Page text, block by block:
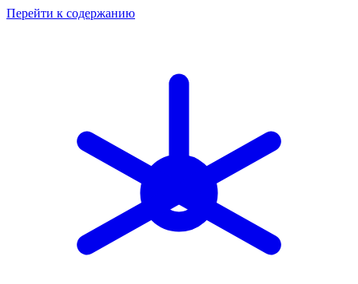
Перейти к содержанию